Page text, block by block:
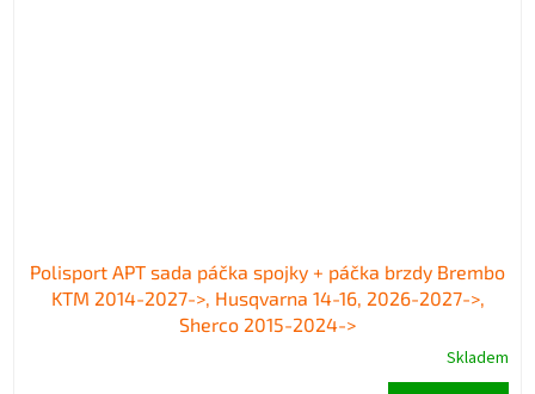
Polisport APT sada páčka spojky + páčka brzdy Brembo
KTM 2014-2027->, Husqvarna 14-16, 2026-2027->,
Sherco 2015-2024->
Skladem